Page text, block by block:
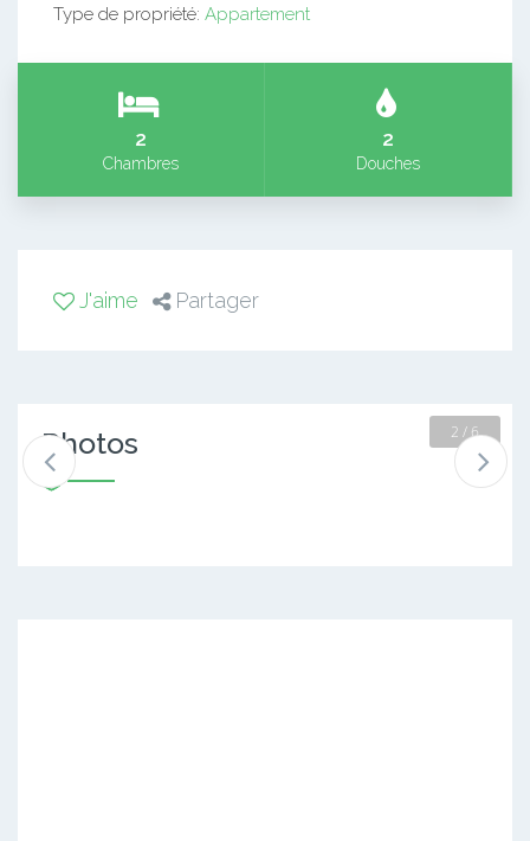
Type de propriété: Appartement
2
Chambres
2
Douches
J'aime Partager
Photos 2 / 6